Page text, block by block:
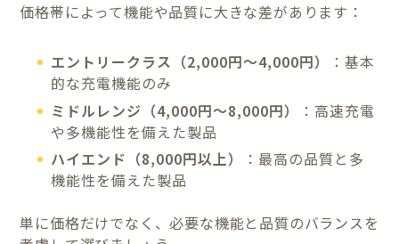
価格帯によって機能や品質に大きな差があります：
エントリークラス（2,000円〜4,000円）
：基本
的な充電機能のみ
ミドルレンジ（4,000円〜8,000円）
：高速充電
や多機能性を備えた製品
ハイエンド（8,000円以上）
：最高の品質と多
機能性を備えた製品
単に価格だけでなく、必要な機能と品質のバランスを